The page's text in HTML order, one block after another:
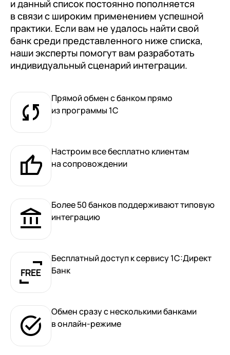
и данный список постоянно пополняется
в связи с широким применением успешной
практики. Если вам не удалось найти свой
банк среди представленного ниже списка,
наши эксперты помогут вам разработать
индивидуальный сценарий интеграции.
Прямой обмен с банком прямо
из программы 1С
Настроим все бесплатно клиентам
на сопровождении
Более 50 банков поддерживают типовую
интеграцию
Бесплатный доступ к сервису 1С:Директ
Банк
Обмен сразу с несколькими банками
в онлайн-режиме
Переход с Terrasoft CRM на 1С:CRM или
1С-Битрикс 24
документооборот (КЭДО)
1С:Кабинет сотрудника
Внутренний документооборот (СЭД)
1С:Документооборот 8
1С:Управление холдингом
WA:Финансист
Легкая логистика
Бизнес-аналитика (BI)
1С:Аналитика
Управление взаимоотношениями с
клиентами (CRM)
1С:CRM
Лицензии 1С
Сервисы 1С
1С-ЭДО
1С:Контрагент
1С-Отчетность
Прочие отрасли
Контакты
Релокация
Грейды
Истории успеха
Отзывы сотрудников